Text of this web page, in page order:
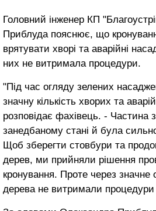
Головний інженер КП
Приблуда пояснює, що
врятувати хворі та аварійні
них не витримала процедури.
"Під час огляду зелених
значну кількість хворих та
розповідає фахівець. - Частина
занедбаному стані й була
Щоб зберегти стовбури та
дерев, ми прийняли рішення
кронування. Проте через значне
дерева не витримали